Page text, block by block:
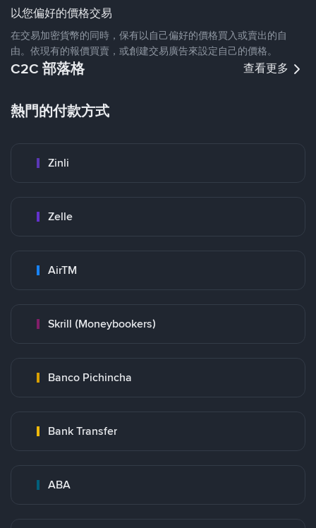
以您偏好的價格交易
在交易加密貨幣的同時，保有以自己偏好的價格買入或賣出的自
由。依現有的報價買賣，或創建交易廣告來設定自己的價格。
C2C 部落格 查看更多
熱門的付款方式
Zinli
Zelle
AirTM
Skrill (Moneybookers)
Banco Pichincha
Bank Transfer
ABA